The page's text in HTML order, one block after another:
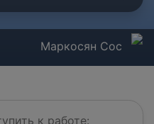
Маркосян Сос
к работе: